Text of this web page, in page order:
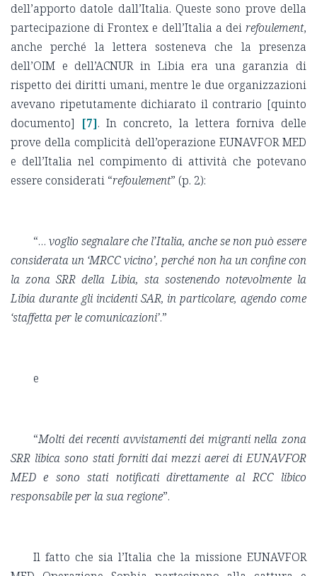
dell’apporto datole dall’Italia. Queste sono prove della
partecipazione di Frontex e dell’Italia a dei refoulement,
anche perché la lettera sosteneva che la presenza
dell’OIM e dell’ACNUR in Libia era una garanzia di
rispetto dei diritti umani, mentre le due organizzazioni
avevano ripetutamente dichiarato il contrario [quinto
documento] [7]. In concreto, la lettera forniva delle
prove della complicità dell’operazione EUNAVFOR MED
e dell’Italia nel compimento di attività che potevano
essere considerati “refoulement” (p. 2):
“… voglio segnalare che l’Italia, anche se non può essere
considerata un ‘MRCC vicino’, perché non ha un confine con
la zona SRR della Libia, sta sostenendo notevolmente la
Libia durante gli incidenti SAR, in particolare, agendo come
‘staffetta per le comunicazioni’.”
e
“Molti dei recenti avvistamenti dei migranti nella zona
SRR libica sono stati forniti dai mezzi aerei di EUNAVFOR
MED e sono stati notificati direttamente al RCC libico
responsabile per la sua regione”.
Il fatto che sia l’Italia che la missione EUNAVFOR